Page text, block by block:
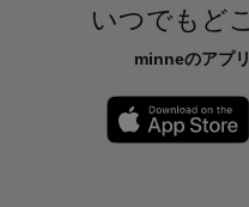
いつでもど
minneのアプ